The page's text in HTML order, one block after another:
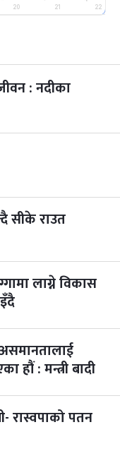
७ महिना बाँकी
20 21 22
: नदीका
सीके राउत
लाग्ने विकास
हौं : मन्त्री बादी
रास्वपाको पतन